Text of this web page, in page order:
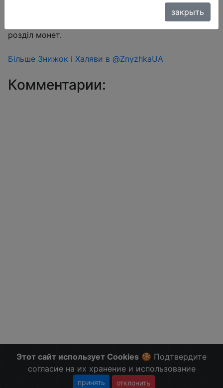
Знижка монетками 224 Coins у додатку через
розділ монет.
Більше Знижок і Халяви в @ZnyzhkaUA
Комментарии:
Этот сайт использует Cookies 🍪 Подтвердите
согласие на их хранение и использование
принять отклонить
закрыть